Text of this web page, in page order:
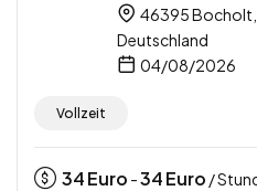
46395 Bocholt,
Deutschland
04/08/2026
Vollzeit
34Euro -34Euro /